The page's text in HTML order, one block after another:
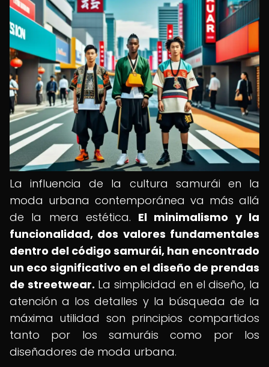
La influencia de la cultura samurái en la
moda urbana contemporánea va más allá
de la mera estética. El minimalismo y la
funcionalidad, dos valores fundamentales
dentro del código samurái, han encontrado
un eco significativo en el diseño de prendas
de streetwear. La simplicidad en el diseño, la
atención a los detalles y la búsqueda de la
máxima utilidad son principios compartidos
tanto por los samuráis como por los
diseñadores de moda urbana.